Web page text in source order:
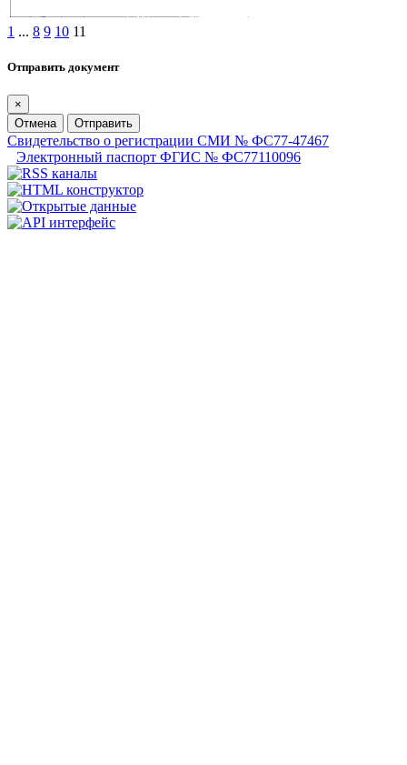
1 ... 8 9 10 11
Отправить документ
×
Отмена
Отправить
Свидетельство о регистрации СМИ № ФС77-47467
Электронный паспорт ФГИС № ФС77110096